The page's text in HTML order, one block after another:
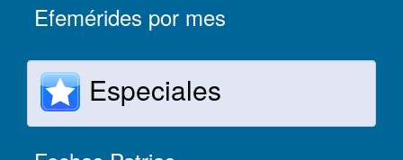
Efemérides por mes
Especiales